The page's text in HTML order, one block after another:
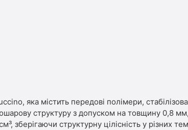
яка містить передові полімери,
структуру з допуском на товщину 0,8
зберігаючи структурну цілісність у різних